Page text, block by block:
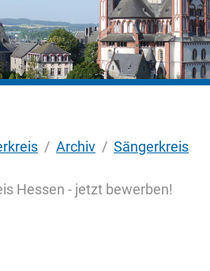
Archiv
Sängerkreis
Hessen - jetzt bewerben!